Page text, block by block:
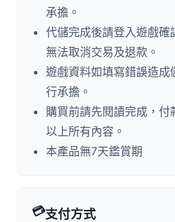
承擔。
代儲完成後請登入遊戲確
無法取消交易及退款。
遊戲資料如填寫錯誤造成
行承擔。
購買前請先閱讀完成，
以上所有內容。
本產品無7天鑑賞期
💳支付方式